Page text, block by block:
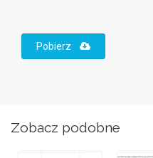
Pobierz
Zobacz podobne